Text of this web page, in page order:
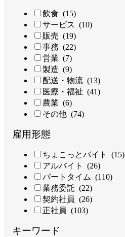
飲食 (15)
サービス (10)
販売 (19)
事務 (22)
営業 (7)
製造 (9)
配送・物流 (13)
医療・福祉 (41)
農業 (6)
その他 (74)
雇用形態
ちょこっとバイト (15)
アルバイト (26)
パートタイム (110)
業務委託 (22)
契約社員 (26)
正社員 (103)
キーワード